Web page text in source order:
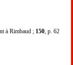
à Rimbaud ; 150 , p. 62